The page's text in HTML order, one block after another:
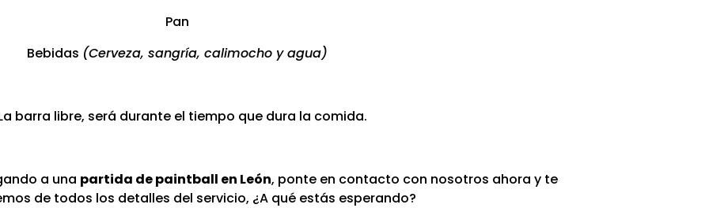
Pan
Bebidas (Cerveza, sangría, calimocho y agua)
barra libre, será durante el tiempo que dura la comida.
a una partida de paintball en León, ponte en contacto con nosotros ahora y te
de todos los detalles del servicio, ¿A qué estás esperando?